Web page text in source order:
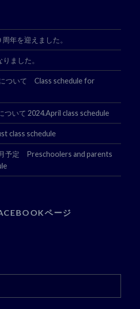
年を迎えました。
ました。
ついて Class schedule for
ついて 2024.April class schedule
class schedule
予定 Preschoolers and parents
ページ